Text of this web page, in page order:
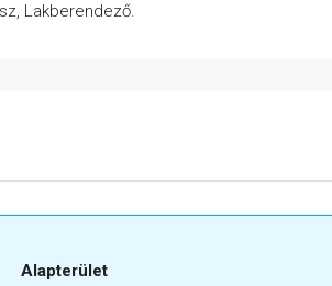
Lakberendező.
Alapterület